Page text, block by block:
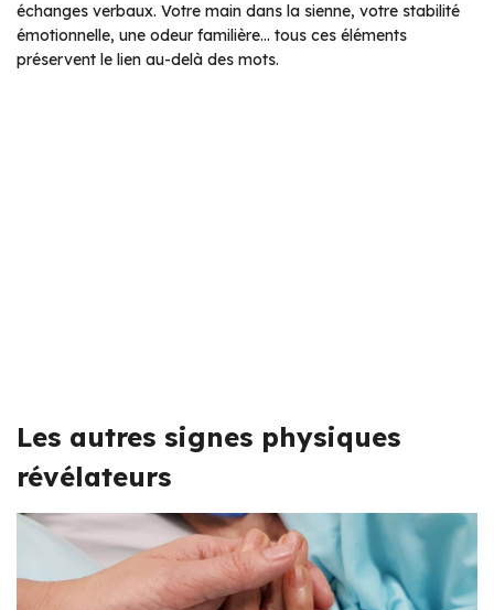
échanges verbaux. Votre main dans la sienne, votre stabilité
émotionnelle, une odeur familière… tous ces éléments
préservent le lien au-delà des mots.
Les autres signes physiques
révélateurs